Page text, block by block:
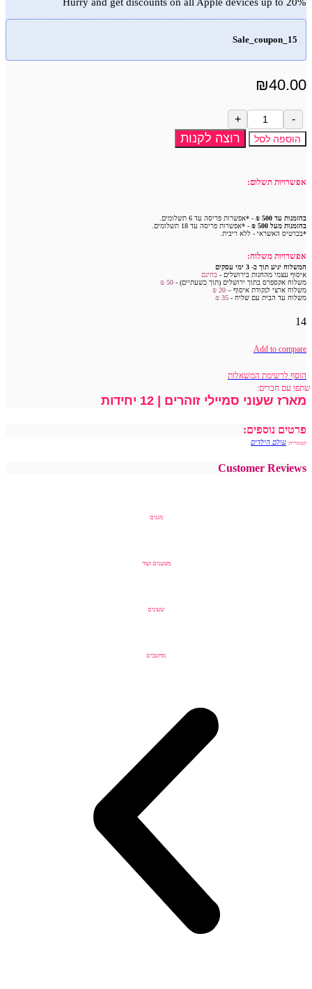
Hurry and get discounts on all Apple devices up to 20%
Sale_coupon_15
₪40.00
כמות
של
מארז
זוהרים
יחידות
הוספה לסל רוצה לקנות
אפשרויות תשלום:
בהזמנות עד 500 ₪
- *אפשרות פריסה עד 6 תשלומים.
בהזמנות מעל 500 ₪
- *אפשרות פריסה עד 18 תשלומים.
*בכרטיס האשראי - ללא ריבית.
אפשרויות משלוח:
המשלוח יגיע תוך כ- 3 ימי עסקים
איסוף עצמי מהחנות בירושלים - בחינם
משלוח אקספרס בתוך ירושלים (תוך כשעתיים) - 50 ₪
משלוח ארצי לנקודת איסוף – 20 ₪
משלוח עד הבית עם שליח - 35
₪
14
Add to compare
הוסף לרשימת המשאלות
שתפו עם חברים:
מארז שעוני סמיילי זוהרים | 12 יחידות
פרטים נוספים:
קטגוריה: עולם הילדים
Customer Reviews
מגנים
מטענים ועוד
שעונים
מחשבים